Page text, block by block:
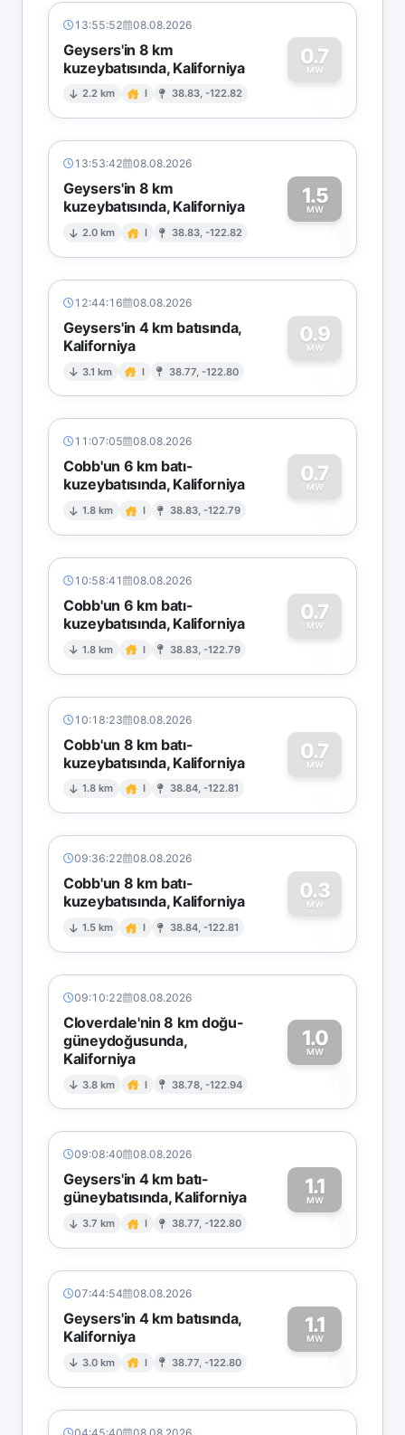
13:55:52 08.08.2026
Geysers'in 8 km
kuzeybatısında, Kaliforniya
2.2 km I 38.83, -122.82
0.7
MW
0
13:53:42 08.08.2026
Geysers'in 8 km
kuzeybatısında, Kaliforniya
2.0 km I 38.83, -122.82
1.5
MW1
12:44:16 08.08.2026
Geysers'in 4 km batısında,
Kaliforniya
3.1 km I 38.77, -122.80
0.9
MW
0
11:07:05 08.08.2026
Cobb'un 6 km batı-
kuzeybatısında, Kaliforniya
1.8 km I 38.83, -122.79
0.7
MW
0
10:58:41 08.08.2026
Cobb'un 6 km batı-
kuzeybatısında, Kaliforniya
1.8 km I 38.83, -122.79
0.7
MW
0
10:18:23 08.08.2026
Cobb'un 8 km batı-
kuzeybatısında, Kaliforniya
1.8 km I 38.84, -122.81
0.7
MW
0
09:36:22 08.08.2026
Cobb'un 8 km batı-
kuzeybatısında, Kaliforniya
1.5 km I 38.84, -122.81
0.3
MW
0
09:10:22 08.08.2026
Cloverdale'nin 8 km doğu-
güneydoğusunda,
Kaliforniya
3.8 km I 38.78, -122.94
1.0
MW
1
09:08:40 08.08.2026
Geysers'in 4 km batı-
güneybatısında, Kaliforniya
3.7 km I 38.77, -122.80
1.1
MW1
07:44:54 08.08.2026
Geysers'in 4 km batısında,
Kaliforniya
3.0 km I 38.77, -122.80
1.1
MW1